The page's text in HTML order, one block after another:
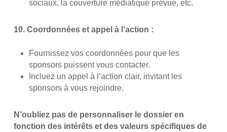
sociaux, la couverture médiatique prévue, etc.
10. Coordonnées et appel à l’action :
Fournissez vos coordonnées pour que les
sponsors puissent vous contacter.
Incluez un appel à l’action clair, invitant les
sponsors à vous rejoindre.
N’oubliez pas de personnaliser le dossier en
fonction des intérêts et des valeurs spécifiques de